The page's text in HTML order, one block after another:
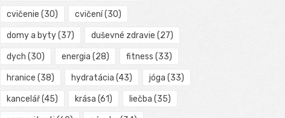
cvičenie (30) cvičení(30)
domy a byty(37) duševné zdravie (27)
dych (30) energia (28) fitness (33)
hranice (38) hydratácia (43) jóga (33)
kancelář(45) krása (61) liečba (35)